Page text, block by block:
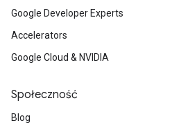
Google Developer Experts
Accelerators
Google Cloud & NVIDIA
Społeczność
Blog